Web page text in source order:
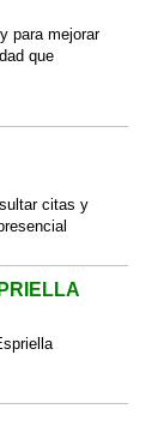
para mejorar
que
citas y